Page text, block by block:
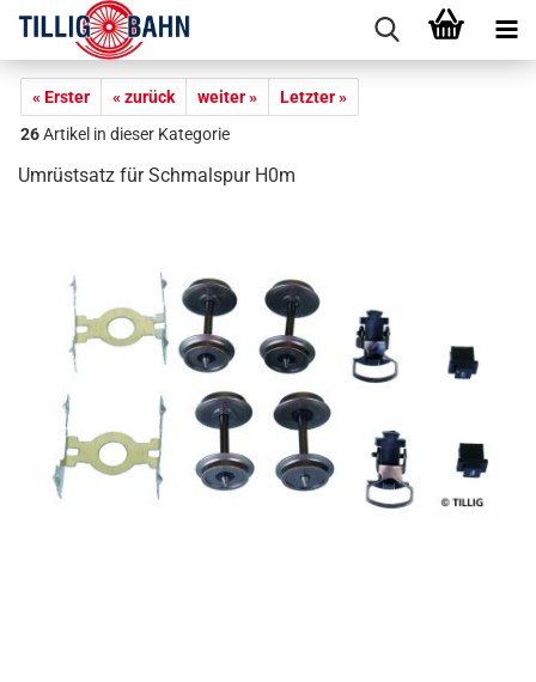
« Erster « zurück weiter »
Letzter »
26Artikel in dieser Kategorie
Umrüstsatz für Schmalspur H0m